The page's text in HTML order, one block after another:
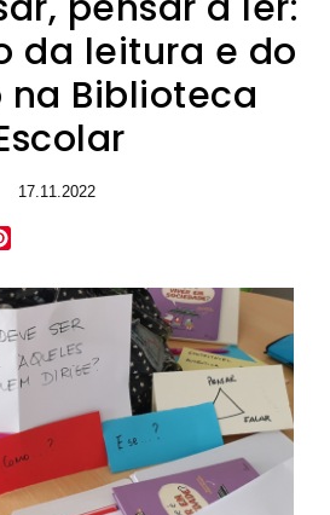
da leitura e do
Biblioteca
17.11.2022